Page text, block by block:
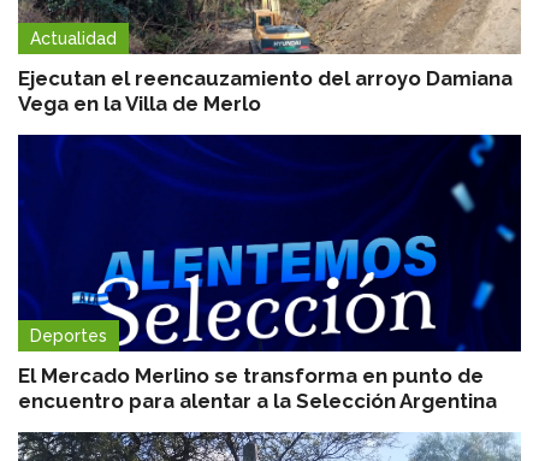
Actualidad
Ejecutan el reencauzamiento del arroyo Damiana
Vega en la Villa de Merlo
Deportes
El Mercado Merlino se transforma en punto de
encuentro para alentar a la Selección Argentina